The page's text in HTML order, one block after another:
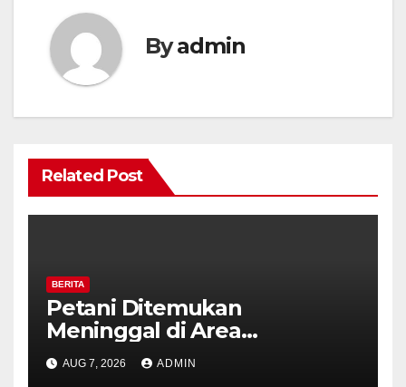
Byadmin
Related Post
BERITA
Petani Ditemukan
Meninggal di Area
Persawahan Kalibeji, Polisi
Pastikan Tidak Ada Tanda
AUG 7, 2026 ADMIN